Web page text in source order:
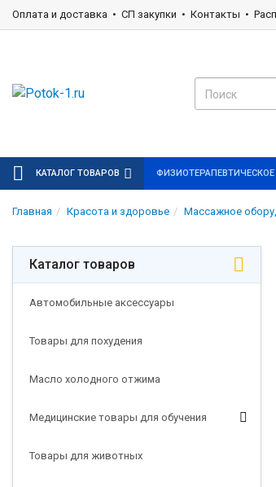
Оплата и доставка СП закупки Контакты
КАТАЛОГ ТОВАРОВ
Главная Красота и здоровье Массажное
Каталог товаров
Автомобильные аксессуары
Товары для похудения
Масло холодного отжима
Медицинские товары для обучения
Товары для животных